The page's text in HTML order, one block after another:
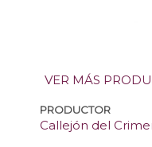
VER MÁS
PRODUCTOR
Callejón del